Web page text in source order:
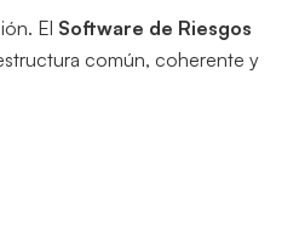
El Software de Riesgos
común, coherente y